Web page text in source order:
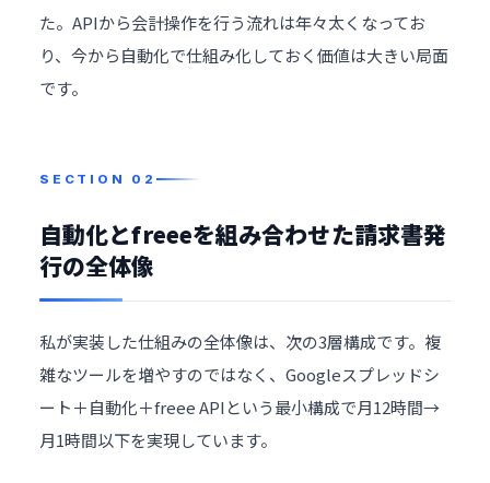
た。APIから会計操作を行う流れは年々太くなってお
り、今から自動化で仕組み化しておく価値は大きい局面
です。
自動化とfreeeを組み合わせた請求書発
行の全体像
私が実装した仕組みの全体像は、次の3層構成です。複
雑なツールを増やすのではなく、Googleスプレッドシ
ート＋自動化＋freee APIという最小構成で月12時間→
月1時間以下を実現しています。